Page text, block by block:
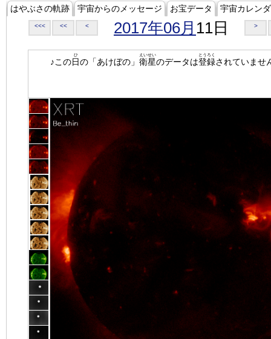
はやぶさの軌跡 宇宙からのメッセージ お宝データ 宇宙カレン
<<< << < 2017年06月 11日 >
♪この日
ひ
の「あけぼの」 衛星
えいせい
のデータは登録
とうろく
されていませ